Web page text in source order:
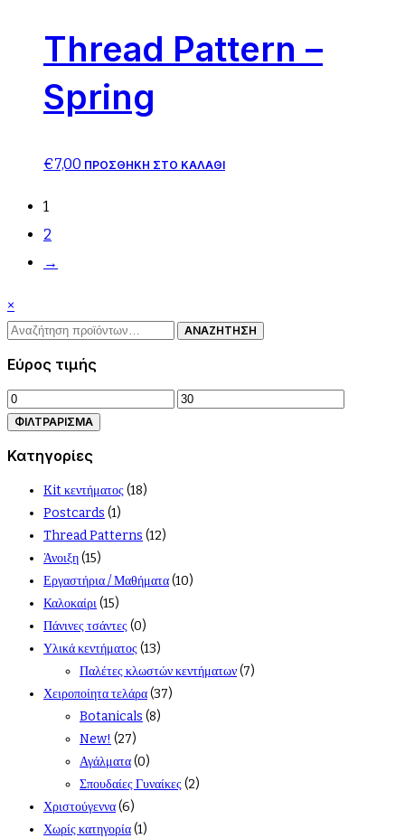
Thread Pattern –
Spring
€7,00 ΠΡΟΣΘΉΚΗ ΣΤΟ ΚΑΛΆΘΙ
1
2
→
×
drawer
Αναζήτηση
ΑΝΑΖΉΤΗΣΗ
Εύρος τιμής
Ελάχιστη
τιμή
Μέγιστη
ΦΙΛΤΡΆΡΙΣΜΑ
Κατηγορίες
Kit κεντήματος (18)
Postcards (1)
Thread Patterns (12)
Άνοιξη(15)
Εργαστήρια / Μαθήματα(10)
Καλοκαίρι(15)
Πάνινες τσάντες (0)
Υλικά κεντήματος (13)
Παλέτες κλωστών κεντήματων(7)
Χειροποίητα τελάρα(37)
Botanicals (8)
New! (27)
Αγάλματα(0)
Σπουδαίες Γυναίκες (2)
Χριστούγεννα(6)
Χωρίς κατηγορία(1)